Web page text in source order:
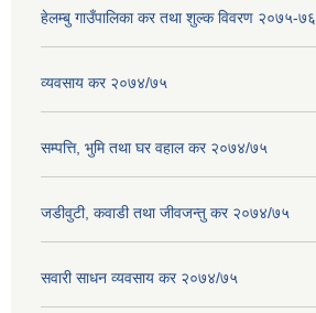
हेलम्बु गाउँपालिका कर तथा शुल्क विवरण २०७५-७६
व्यवसाय कर २०७४/७५
सम्पत्ति, भुमि तथा घर वहाल कर २०७४/७५
जडीवुटी, कवाडी तथा जीवजन्तु कर २०७४/७५
सवारी साधन व्यवसाय कर २०७४/७५